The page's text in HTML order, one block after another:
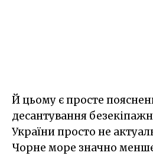
Й цьому є просте
десантування
України просто не
Чорне море значно